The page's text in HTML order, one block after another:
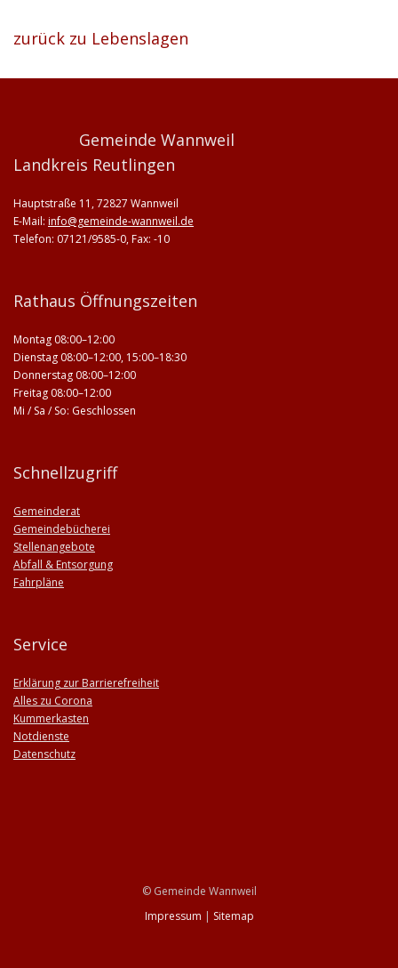
zurück zu Lebenslagen
Gemeinde Wannweil
Landkreis Reutlingen
Hauptstraße 11, 72827 Wannweil
E-Mail: info@gemeinde-wannweil.de
Telefon: 07121/9585-0, Fax: -10
Rathaus Öffnungszeiten
Montag 08:00–12:00
Dienstag 08:00–12:00, 15:00–18:30
Donnerstag 08:00–12:00
Freitag 08:00–12:00
Mi / Sa / So: Geschlossen
Schnellzugriff
Gemeinderat
Gemeindebücherei
Stellenangebote
Abfall & Entsorgung
Fahrpläne
Service
Erklärung zur Barrierefreiheit
Alles zu Corona
Kummerkasten
Notdienste
Datenschutz
© Gemeinde Wannweil
Impressum | Sitemap